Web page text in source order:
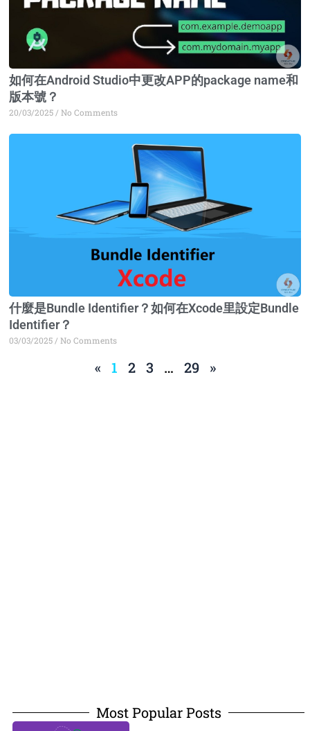
如何在Android Studio中更改APP的package name和
版本號？
20/03/2025 No Comments
什麼是Bundle Identifier？如何在Xcode里設定Bundle
Identifier？
03/03/2025 No Comments
« 1 2 3 … 29 »
Most Popular Posts